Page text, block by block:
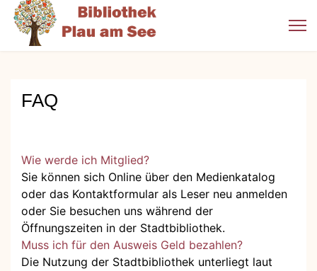
FAQ
Wie werde ich Mitglied?
Sie können sich Online über den Medienkatalog
oder das Kontaktformular als Leser neu anmelden
oder Sie besuchen uns während der
Öffnungszeiten in der Stadtbibliothek.
Muss ich für den Ausweis Geld bezahlen?
Die Nutzung der Stadtbibliothek unterliegt laut